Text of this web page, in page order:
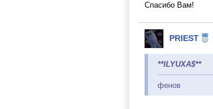
Спасибо Вам!
PRIEST
**ILYUXA$**
фенов